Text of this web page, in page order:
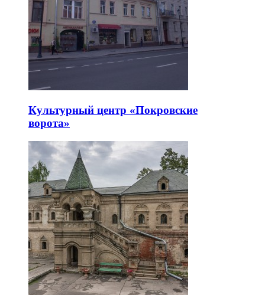
Культурный центр «Покровские
ворота»